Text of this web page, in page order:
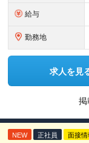
給与
勤務地
求人を見
掲
NEW 正社員 面接